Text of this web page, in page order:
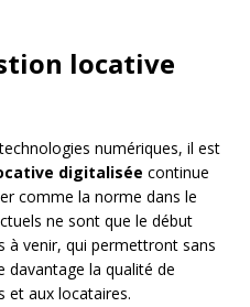
locative
numériques, il est
digitalisée continue
comme la norme dans le
ne sont que le début
à venir, qui permettront sans
davantage la qualité de
et aux locataires.